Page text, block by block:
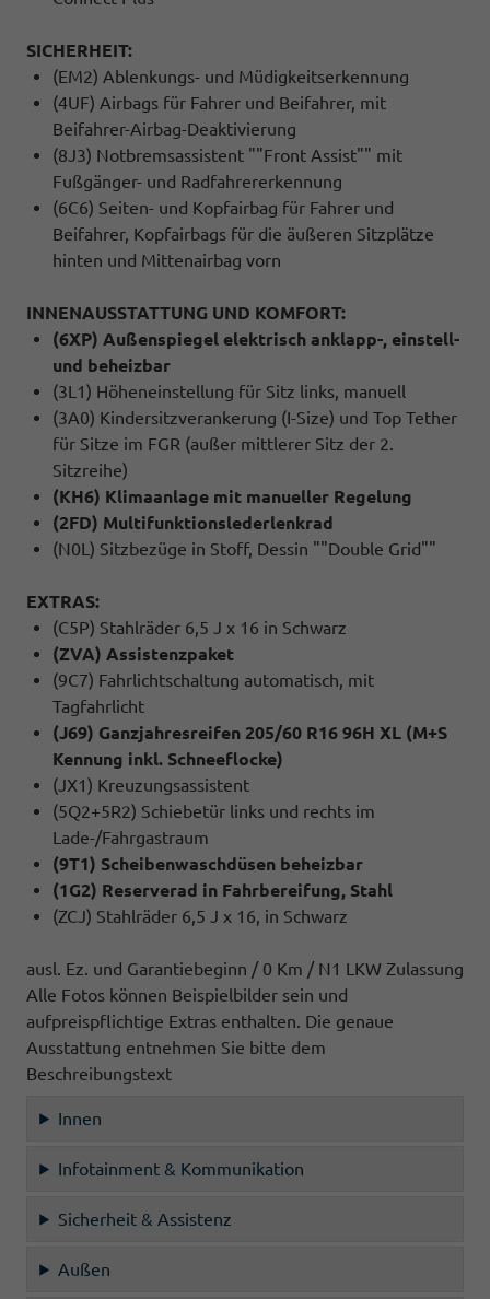
SICHERHEIT:
(EM2) Ablenkungs- und Müdigkeitserkennung
(4UF) Airbags für Fahrer und Beifahrer, mit
Beifahrer-Airbag-Deaktivierung
(8J3) Notbremsassistent ""Front Assist"" mit
Fußgänger- und Radfahrererkennung
(6C6) Seiten- und Kopfairbag für Fahrer und
Beifahrer, Kopfairbags für die äußeren Sitzplätze
hinten und Mittenairbag vorn
INNENAUSSTATTUNG UND KOMFORT:
(6XP) Außenspiegel elektrisch anklapp-, einstell-
und beheizbar
(3L1) Höheneinstellung für Sitz links, manuell
(3A0) Kindersitzverankerung (I-Size) und Top Tether
für Sitze im FGR (außer mittlerer Sitz der 2.
Sitzreihe)
(KH6) Klimaanlage mit manueller Regelung
(2FD) Multifunktionslederlenkrad
(N0L) Sitzbezüge in Stoff, Dessin ""Double Grid""
EXTRAS:
(C5P) Stahlräder 6,5 J x 16 in Schwarz
(ZVA) Assistenzpaket
(9C7) Fahrlichtschaltung automatisch, mit
Tagfahrlicht
(J69) Ganzjahresreifen 205/60 R16 96H XL (M+S
Kennung inkl. Schneeflocke)
(JX1) Kreuzungsassistent
(5Q2+5R2) Schiebetür links und rechts im
Lade-/Fahrgastraum
(9T1) Scheibenwaschdüsen beheizbar
(1G2) Reserverad in Fahrbereifung, Stahl
(ZCJ) Stahlräder 6,5 J x 16, in Schwarz
ausl. Ez. und Garantiebeginn / 0 Km / N1 LKW Zulassung
Alle Fotos können Beispielbilder sein und
aufpreispflichtige Extras enthalten. Die genaue
Ausstattung entnehmen Sie bitte dem
Beschreibungstext
Innen
Infotainment & Kommunikation
Sicherheit & Assistenz
Außen